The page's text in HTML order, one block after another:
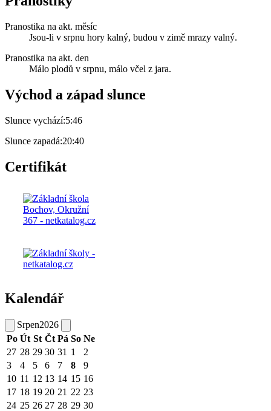
Pranostika na akt. měsíc
Jsou-li v srpnu hory kalný, budou v zimě mrazy valný.
Pranostika na akt. den
Málo plodů v srpnu, málo včel z jara.
Východ a západ slunce
Slunce vychází:5:46
Slunce zapadá:20:40
Certifikát
Kalendář
Srpen2026
Po Út St Čt Pá So Ne
27 28 29 30 31 1
2
3
4 5 6 7 8
9
10 11 12 13 14 15 16
17 18 19 20 21 22 23
24 25 26 27 28 29 30